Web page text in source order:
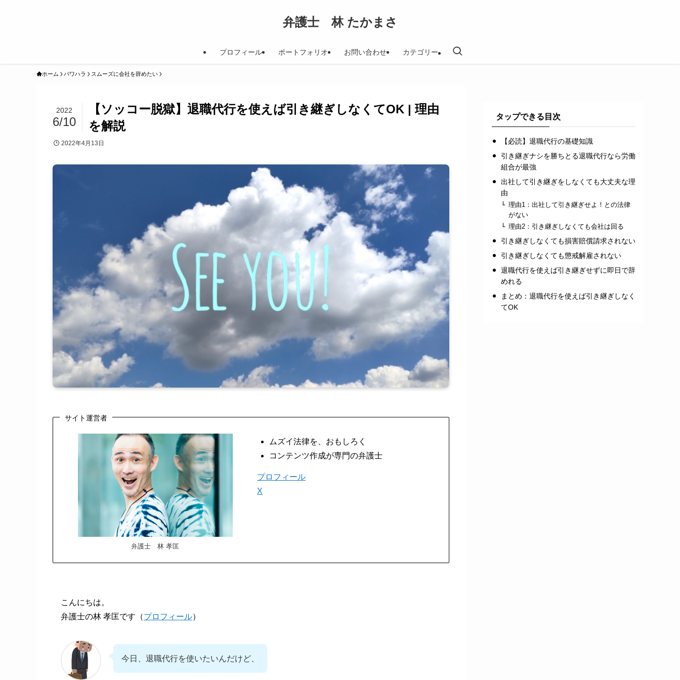
弁護士 林 たかまさ
プロフィール ポートフォリオ お問い合わせ カテゴリー
ホーム パワハラ スムーズに会社を辞めたい
【ソッコー脱獄】退職代行を使えば引き継ぎしなくてOK | 理由
を解説
2022
6/10
2022年4月13日
サイト運営者
弁護士 林 孝匡
ムズイ法律を、おもしろく
コンテンツ作成が専門の弁護士
プロフィール
X
こんにちは。
弁護士の林 孝匡です（プロフィール）
今日、退職代行を使いたいんだけど、
タップできる目次
【必読】退職代行の基礎知識
引き継ぎナシを勝ちとる退職代行なら労働
組合が最強
出社して引き継ぎをしなくても大丈夫な理
由
理由1：出社して引き継ぎせよ！との法律
がない
理由2：引き継ぎしなくても会社は回る
引き継ぎしなくても損害賠償請求されない
引き継ぎしなくても懲戒解雇されない
退職代行を使えば引き継ぎせずに即日で辞
めれる
まとめ：退職代行を使えば引き継ぎしなく
てOK